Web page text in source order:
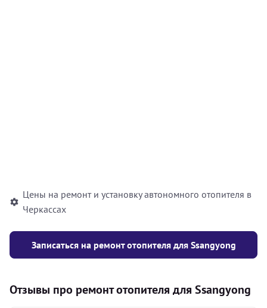
Цены на ремонт и установку автономного отопителя в
Черкассах
Записаться на ремонт отопителя для Ssangyong
Отзывы про ремонт отопителя для Ssangyong